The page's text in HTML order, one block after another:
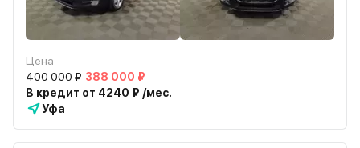
Цена
400 000 ₽ 388 000 ₽
В кредит от 4240 ₽ /мес.
Уфа